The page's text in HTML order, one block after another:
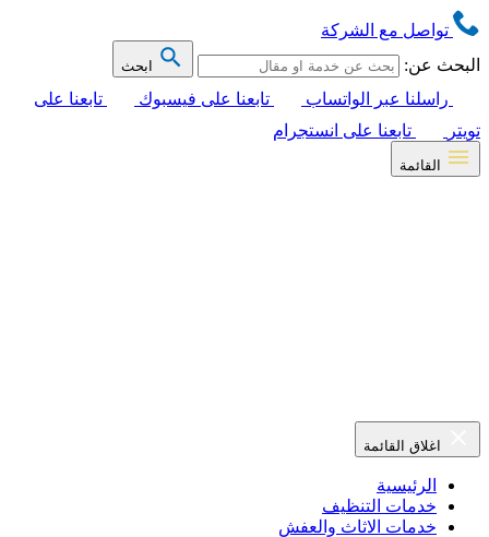
تواصل مع الشركة
البحث عن:
ابحث
راسلنا عبر الواتساب تابعنا على فيسبوك
تابعنا على
تويتر
تابعنا على انستجرام
القائمة
اغلاق القائمة
الرئيسية
خدمات التنظيف
خدمات الاثاث والعفش